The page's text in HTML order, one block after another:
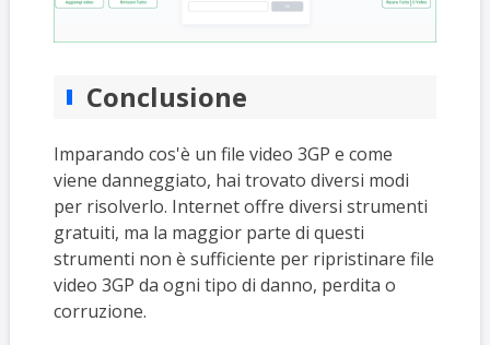
Conclusione
Imparando cos'è un file video 3GP e come
viene danneggiato, hai trovato diversi modi
per risolverlo. Internet offre diversi strumenti
gratuiti, ma la maggior parte di questi
strumenti non è sufficiente per ripristinare file
video 3GP da ogni tipo di danno, perdita o
corruzione.